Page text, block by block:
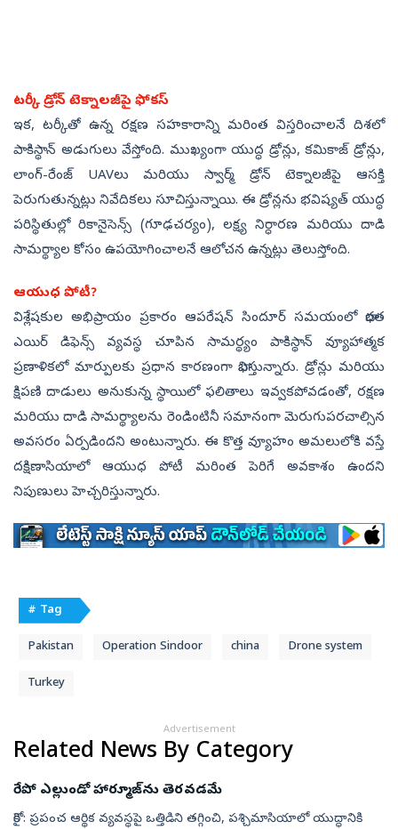
టర్కీ డ్రోన్ టెక్నాలజీపై ఫోకస్
ఇక, టర్కీతో ఉన్న రక్షణ సహకారాన్ని మరింత విస్తరించాలనే దిశలో
పాకిస్థాన్ అడుగులు వేస్తోంది. ముఖ్యంగా యుద్ధ డ్రోన్లు, కమికాజ్ డ్రోన్లు,
లాంగ్-రేంజ్ UAVలు మరియు స్వార్మ్ డ్రోన్ టెక్నాలజీపై ఆసక్తి
పెరుగుతున్నట్లు నివేదికలు సూచిస్తున్నాయి. ఈ డ్రోన్లను భవిష్యత్ యుద్ధ
పరిస్థితుల్లో రికానైసెన్స్ (గూఢచర్యం), లక్ష్య నిర్ధారణ మరియు దాడి
సామర్థ్యాల కోసం ఉపయోగించాలనే ఆలోచన ఉన్నట్లు తెలుస్తోంది.
ఆయుధ పోటీ?
విశ్లేషకుల అభిప్రాయం ప్రకారం ఆపరేషన్‌ సిందూర్‌ సమయంలో భారత
ఎయిర్ డిఫెన్స్ వ్యవస్థ చూపిన సామర్థ్యం పాకిస్థాన్ వ్యూహాత్మక
ప్రణాళికలో మార్పులకు ప్రధాన కారణంగా భావిస్తున్నారు. డ్రోన్లు మరియు
క్షిపణి దాడులు అనుకున్న స్థాయిలో ఫలితాలు ఇవ్వకపోవడంతో, రక్షణ
మరియు దాడి సామర్థ్యాలను రెండింటినీ సమానంగా మెరుగుపరచాల్సిన
అవసరం ఏర్పడిందని అంటున్నారు. ఈ కొత్త వ్యూహం అమలులోకి వస్తే
దక్షిణాసియాలో ఆయుధ పోటీ మరింత పెరిగే అవకాశం ఉందని
నిపుణులు హెచ్చరిస్తున్నారు.
# Tag
Pakistan Operation Sindoor china Drone system
Turkey
Advertisement
Related News By Category
రేపో ఎల్లుండో హార్మూజ్‌ను తెరవడమే
కైరో: ప్రపంచ ఆర్థిక వ్యవస్థపై ఒత్తిడిని తగ్గించి, పశ్చిమాసియాలో యుద్ధానికి